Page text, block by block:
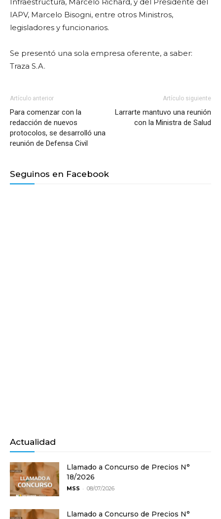
IAPV, Marcelo Bisogni, entre otros Ministros,
legisladores y funcionarios.
Se presentó una sola empresa oferente, a saber:
Traza S.A.
Artículo anterior
Para comenzar con la
redacción de nuevos
protocolos, se desarrolló una
reunión de Defensa Civil
Artículo siguiente
Larrarte mantuvo una reunión
con la Ministra de Salud
Seguinos en Facebook
Actualidad
Llamado a Concurso de Precios N°
18/2026
MSS - 08/07/2026
Llamado a Concurso de Precios N°